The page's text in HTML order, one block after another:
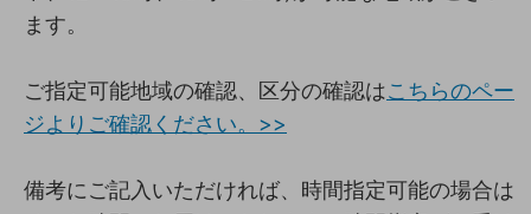
ます。
ご指定可能地域の確認、区分の確認はこちらのペー
ジよりご確認ください。>>
備考にご記入いただければ、時間指定可能の場合は